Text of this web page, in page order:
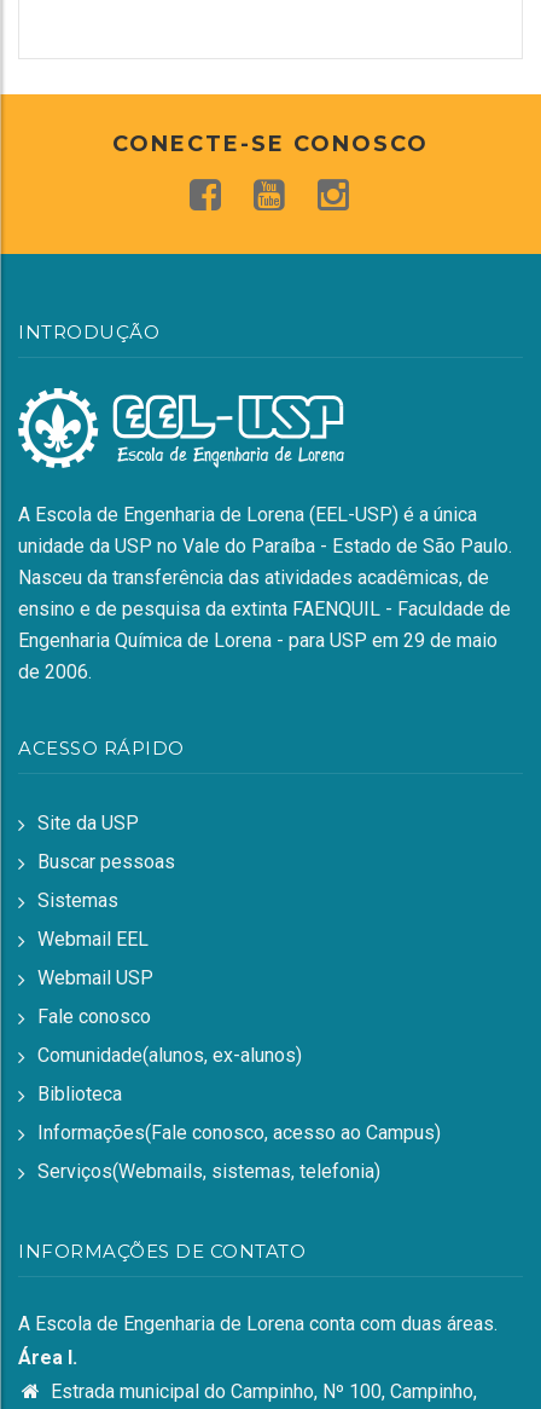
CONECTE-SE CONOSCO
INTRODUÇÃO
A Escola de Engenharia de Lorena (EEL-USP) é a única
unidade da USP no Vale do Paraíba - Estado de São Paulo.
Nasceu da transferência das atividades acadêmicas, de
ensino e de pesquisa da extinta FAENQUIL - Faculdade de
Engenharia Química de Lorena - para USP em 29 de maio
de 2006.
ACESSO RÁPIDO
Site da USP
Buscar pessoas
Sistemas
Webmail EEL
Webmail USP
Fale conosco
Comunidade(alunos, ex-alunos)
Biblioteca
Informações(Fale conosco, acesso ao Campus)
Serviços(Webmails, sistemas, telefonia)
INFORMAÇÕES DE CONTATO
A Escola de Engenharia de Lorena conta com duas áreas.
Área I.
Estrada municipal do Campinho, Nº 100, Campinho,